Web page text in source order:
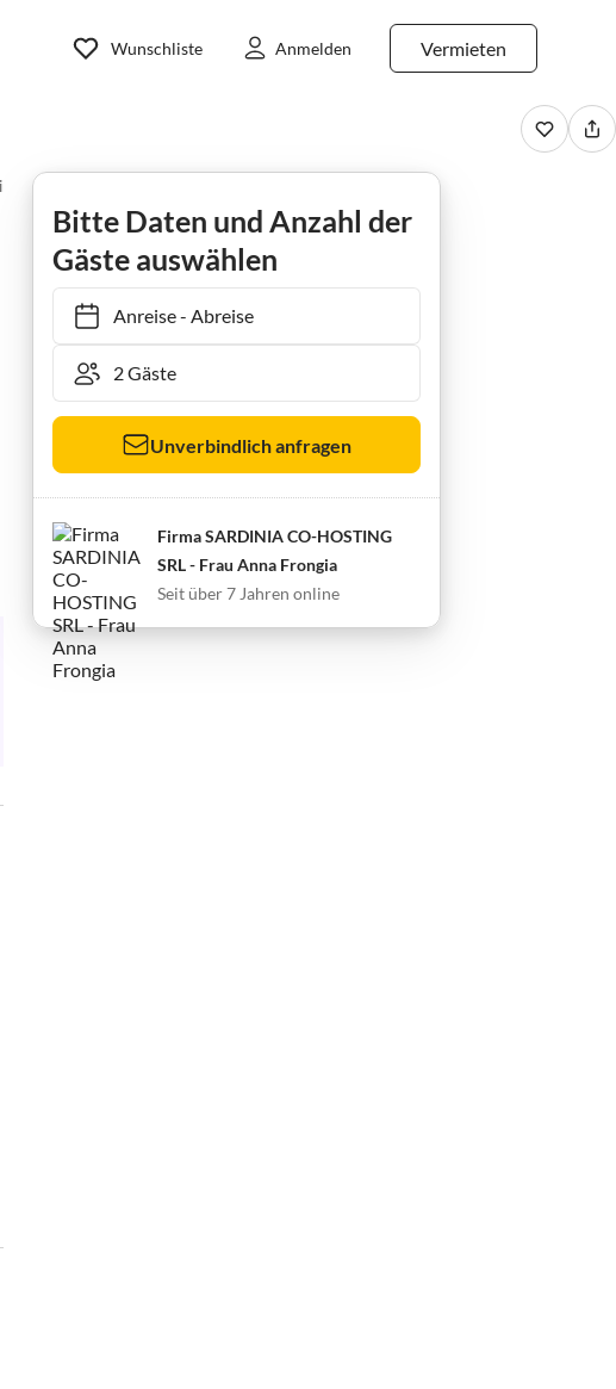
Vermieten
Wunschliste Anmelden
Luna - Urlaub in Villasimius in Privatsphäre, Gelassenheit und Ruhe
Bitte Daten und Anzahl der
Gäste auswählen
Anreise- Abreise
Unverbindlich anfragen
Firma SARDINIA CO-HOSTING
SRL - Frau Anna Frongia
Seit über 7 Jahren online